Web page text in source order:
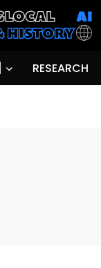
RESEARCH